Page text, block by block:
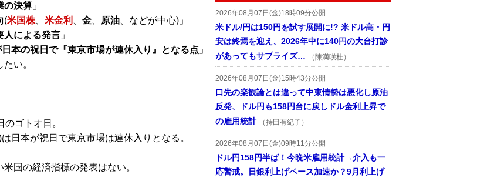
の決算 」
(米国株 米金利 金 原油 、などが中心)」
人による発言 」
本の祝日で『東京市場が連休入り』となる点 」
い。
ゴトオ日。
日本が祝日で東京市場は連休入りとなる。
国の経済指標の発表はない。
2026年08月07日(金)18時09分公開
米ドル/円は150円を試す展開に!? 米ドル高・円
安は終焉を迎え、2026年中に140円の大台打診
があってもサプライズ…
（陳満咲杜）
2026年08月07日(金)15時43分公開
口先の楽観論とは違って中東情勢は悪化し原油
反発、ドル円も158円台に戻しドル金利上昇で
の雇用統計
（持田有紀子）
2026年08月07日(金)09時11分公開
ドル円158円半ば！今晩米雇用統計→介入も一
応警戒。日銀利上げペース加速か？9月利上げ